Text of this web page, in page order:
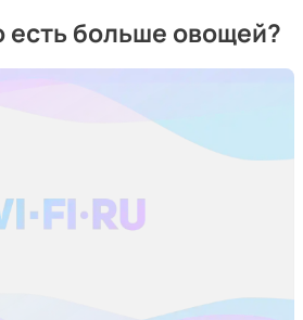
больше овощей?